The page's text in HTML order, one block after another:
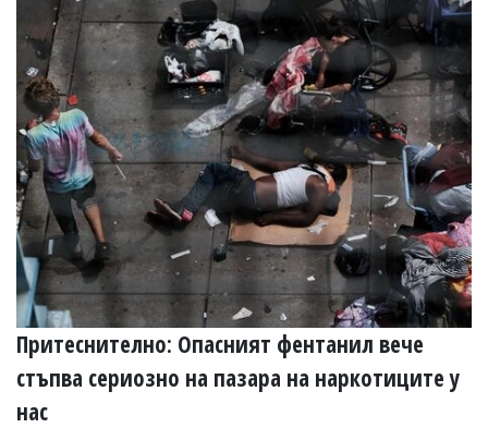
Притеснително: Опасният фентанил вече
стъпва сериозно на пазара на наркотиците у
нас